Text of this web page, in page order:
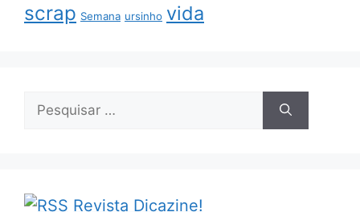
scrap Semana ursinho vida
Pesquisar
Revista Dicazine!